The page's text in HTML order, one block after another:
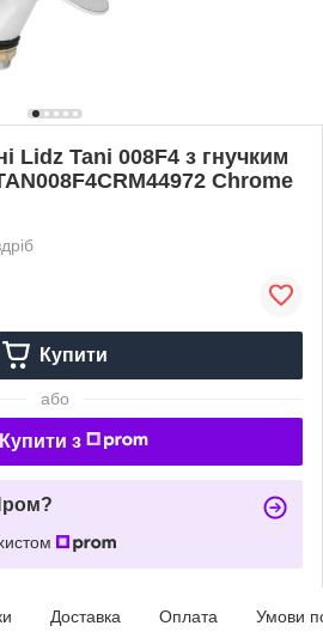
Lidz Tani 008F4 з гнучким
Chrome
Купити
або
Купити з
Доставка Оплата Умови